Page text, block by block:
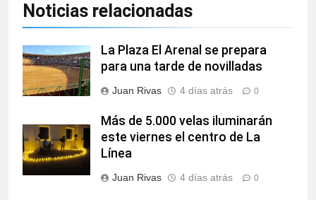
Noticias relacionadas
La Plaza El Arenal se prepara
para una tarde de novilladas
Juan Rivas 4 días atrás 0
Más de 5.000 velas iluminarán
este viernes el centro de La
Línea
Juan Rivas 4 días atrás 0